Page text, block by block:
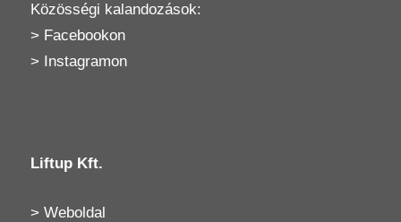
Közösségi kalandozások:
> Facebookon
>
Instagramon
Liftup Kft.
> Weboldal